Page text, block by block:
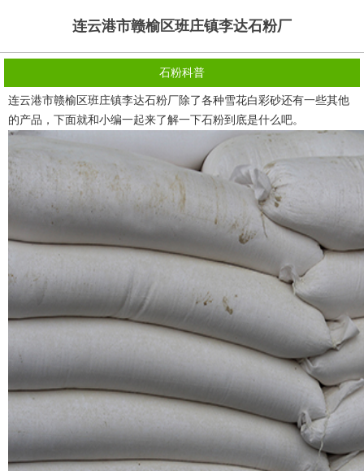
连云港市赣榆区班庄镇李达石粉厂
石粉科普
连云港市赣榆区班庄镇李达石粉厂除了各种雪花白彩砂还有一些其他
的产品，下面就和小编一起来了解一下石粉到底是什么吧。